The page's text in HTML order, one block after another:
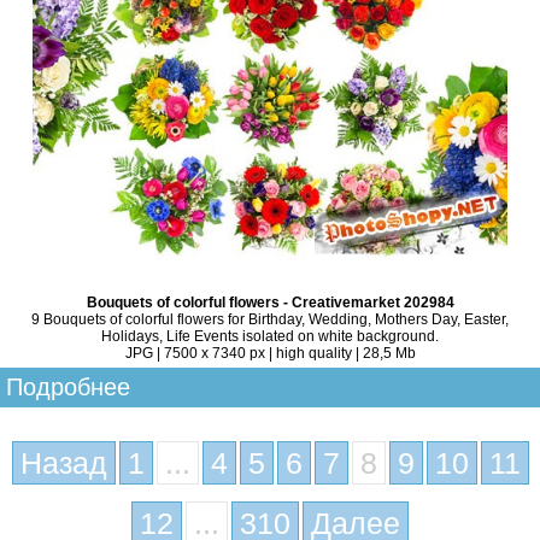
Bouquets of colorful flowers - Creativemarket 202984
9 Bouquets of colorful flowers for Birthday, Wedding, Mothers Day, Easter,
Holidays, Life Events isolated on white background.
JPG | 7500 x 7340 px | high quality | 28,5 Mb
Подробнее
Назад 1 ... 4 5 6 7 8 9 10
11
12
... 310 Далее